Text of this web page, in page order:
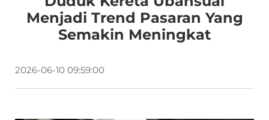
Menjadi Trend Pasaran Yang
Semakin Meningkat
2026-06-10 09:59:00